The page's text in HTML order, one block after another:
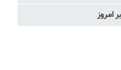
امروز